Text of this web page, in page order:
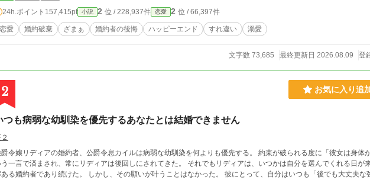
24h.ポイント 157,415pt 小説 2 位 / 228,937件 恋愛 2 位 / 66,397件
恋愛 婚約破棄 ざまぁ 婚約者の後悔 ハッピーエンド すれ違い 溺愛
文字数 73,685 最終更新日 2026.08.09 登
2 お気に入り追
つも病弱な幼馴染を優先するあなたとは結婚できません
令嬢リディアの婚約者、公爵令息カイルは病弱な幼馴染を何よりも優先する。 約束が破られる度に「彼女は身体が弱いから」と
言で済まされ、常にリディアは後回しにされてきた。 それでもリディアは、いつかは自分を選んでくれる日が来ると信じ、理
者であり続けた。 しかし、その願いが叶うことはなかった。 彼にとって、自分はいつも「後でも大丈夫な強い人」。 つい